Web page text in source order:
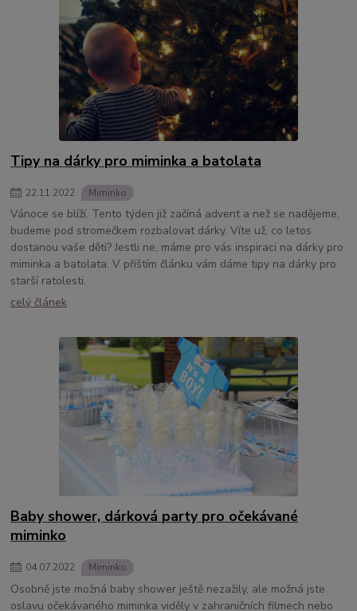
Tipy na dárky pro miminka a batolata
22.11.2022 Miminko
Vánoce se blíží. Tento týden již začíná advent a než se nadějeme,
budeme pod stromečkem rozbalovat dárky. Víte už, co letos
dostanou vaše děti? Jestli ne, máme pro vás inspiraci na dárky pro
miminka a batolata. V příštím článku vám dáme tipy na dárky pro
starší ratolesti.
celý článek
Baby shower, dárková party pro očekávané
miminko
04.07.2022 Miminko
Osobně jste možná baby shower ještě nezažily, ale možná jste
oslavu očekávaného miminka viděly v zahraničních filmech nebo